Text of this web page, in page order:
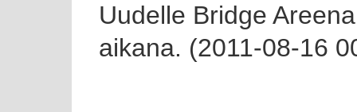
Uudelle Bridge
aikana. (2011-08-16